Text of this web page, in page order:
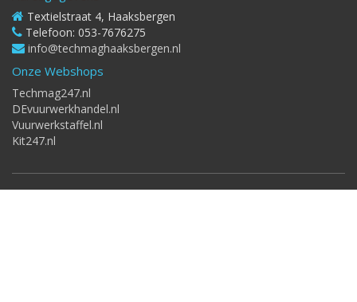
Textielstraat 4, Haaksbergen
Telefoon: 053-7676275
info@techmaghaaksbergen.nl
Onze Webshops
Techmag247.nl
DEvuurwerkhandel.nl
Vuurwerkstaffel.nl
Kit247.nl